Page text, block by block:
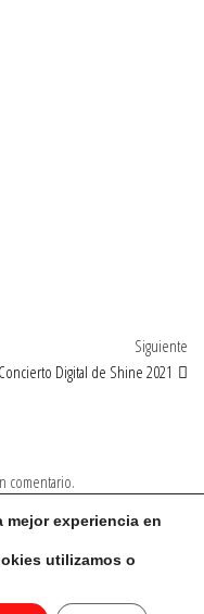
Siguiente
Concierto Digital de Shine 2021
comentario.
mejor experiencia en
utilizamos o